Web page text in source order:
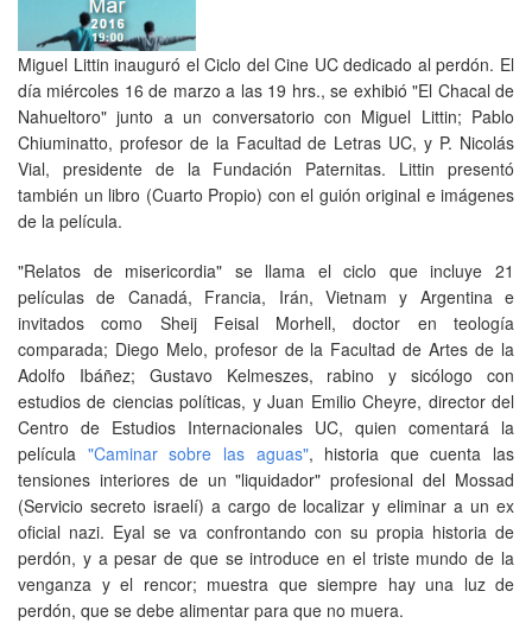
Miguel Littin inauguró el Ciclo del Cine UC dedicado al perdón. El
día miércoles 16 de marzo a las 19 hrs., se exhibió "El Chacal de
Nahueltoro" junto a un conversatorio con Miguel Littin; Pablo
Chiuminatto, profesor de la Facultad de Letras UC, y P. Nicolás
Vial, presidente de la Fundación Paternitas. Littin presentó
también un libro (Cuarto Propio) con el guión original e imágenes
de la película.
"Relatos de misericordia" se llama el ciclo que incluye 21
películas de Canadá, Francia, Irán, Vietnam y Argentina e
invitados como Sheij Feisal Morhell, doctor en teología
comparada; Diego Melo, profesor de la Facultad de Artes de la
Adolfo Ibáñez; Gustavo Kelmeszes, rabino y sicólogo con
estudios de ciencias políticas, y Juan Emilio Cheyre, director del
Centro de Estudios Internacionales UC, quien comentará la
película "Caminar sobre las aguas", historia que cuenta las
tensiones interiores de un "liquidador" profesional del Mossad
(Servicio secreto israelí) a cargo de localizar y eliminar a un ex
oficial nazi. Eyal se va confrontando con su propia historia de
perdón, y a pesar de que se introduce en el triste mundo de la
venganza y el rencor; muestra que siempre hay una luz de
perdón, que se debe alimentar para que no muera.